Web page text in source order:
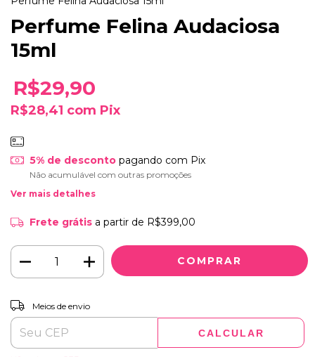
Perfume Felina Audaciosa
15ml
R$29,90
R$28,41 com Pix
5% de descontopagando com Pix
Não acumulável com outras promoções
Ver mais detalhes
Frete grátis a partir de R$399,00
Entregas para o CEP:
Meios de envio
CALCULAR